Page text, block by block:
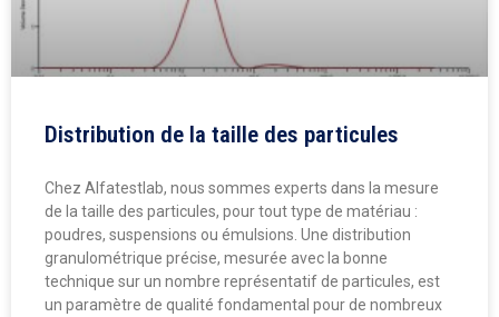
Distribution de la taille des particules
Chez Alfatestlab, nous sommes experts dans la mesure
de la taille des particules, pour tout type de matériau :
poudres, suspensions ou émulsions. Une distribution
granulométrique précise, mesurée avec la bonne
technique sur un nombre représentatif de particules, est
un paramètre de qualité fondamental pour de nombreux